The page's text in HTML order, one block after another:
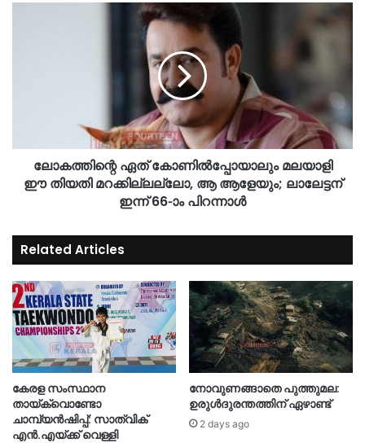
ലോകത്തിന്റെ ഏത് കോണില്‍പ്പോയാലും മലയാളി
ഈ തിയതി മറക്കില്ലല്ലോ, ആ ആളേയും; ലാലേട്ടന്
ഇന്ന് 66-ാം പിറന്നാള്‍
Related Articles
കേരള സംസ്ഥാന
തായ്‌ക്വൊണ്ടോ
ചാമ്പ്യൻഷിപ്പ്: സാത്വിക്
എൻ.എയ്ക്ക് വെള്ളി
നോവുണങ്ങാതെ പുത്തുമല:
ഉരുൾദുരന്തത്തിന് ഏഴാണ്ട്
2 days ago